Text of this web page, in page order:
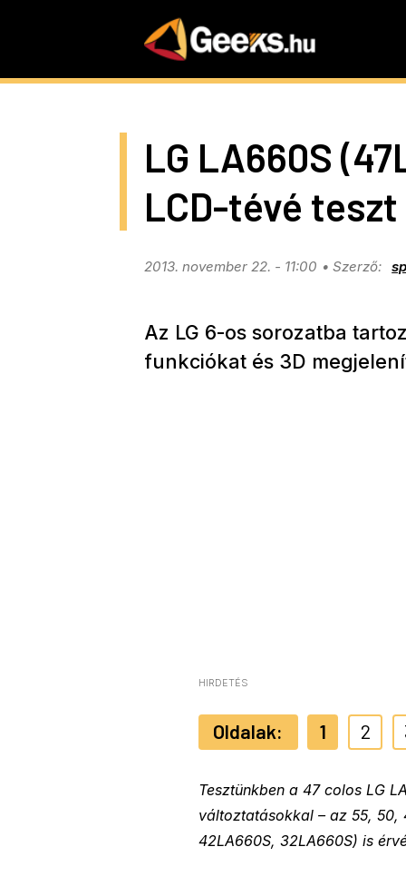
LG LA660S
LCD-tévé teszt
2013. november 22. - 11:00
Az LG 6-os sorozatba
funkciókat és 3D
HIRDETÉS
1 2
Tesztünkben a 47 colos LG
változtatásokkal – az 55, 50,
42LA660S, 32LA660S) is